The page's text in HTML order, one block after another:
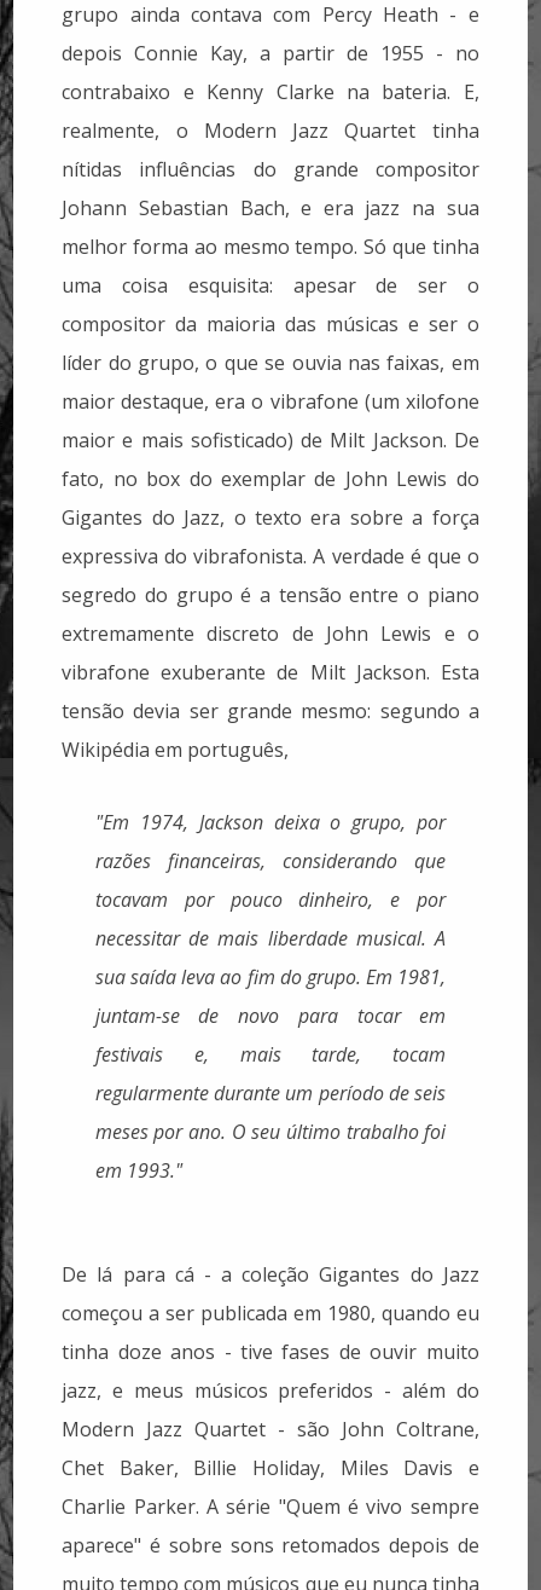
grupo ainda contava com Percy Heath - e
depois Connie Kay, a partir de 1955 - no
contrabaixo e Kenny Clarke na bateria. E,
realmente, o Modern Jazz Quartet tinha
nítidas influências do grande compositor
Johann Sebastian Bach, e era jazz na sua
melhor forma ao mesmo tempo. Só que tinha
uma coisa esquisita: apesar de ser o
compositor da maioria das músicas e ser o
líder do grupo, o que se ouvia nas faixas, em
maior destaque, era o vibrafone (um xilofone
maior e mais sofisticado) de Milt Jackson. De
fato, no box do exemplar de John Lewis do
Gigantes do Jazz, o texto era sobre a força
expressiva do vibrafonista. A verdade é que o
segredo do grupo é a tensão entre o piano
extremamente discreto de John Lewis e o
vibrafone exuberante de Milt Jackson. Esta
tensão devia ser grande mesmo: segundo a
Wikipédia em português,
"Em 1974, Jackson deixa o grupo, por
razões financeiras, considerando que
tocavam por pouco dinheiro, e por
necessitar de mais liberdade musical. A
sua saída leva ao fim do grupo. Em 1981,
juntam-se de novo para tocar em
festivais e, mais tarde, tocam
regularmente durante um período de seis
meses por ano. O seu último trabalho foi
em 1993."
De lá para cá - a coleção Gigantes do Jazz
começou a ser publicada em 1980, quando eu
tinha doze anos - tive fases de ouvir muito
jazz, e meus músicos preferidos - além do
Modern Jazz Quartet - são John Coltrane,
Chet Baker, Billie Holiday, Miles Davis e
Charlie Parker. A série "Quem é vivo sempre
aparece" é sobre sons retomados depois de
muito tempo com músicos que eu nunca tinha